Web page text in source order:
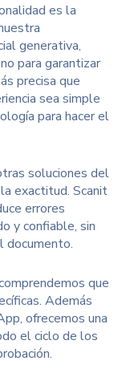
es la
generativa,
para garantizar
precisa que
sea simple
para hacer el
soluciones del
exactitud. Scanit
errores
y confiable, sin
documento.
que
Además
ofrecemos una
el ciclo de los